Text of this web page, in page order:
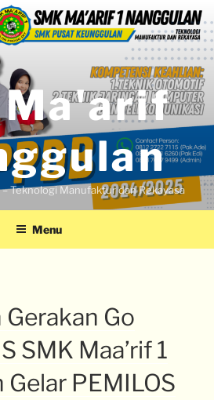
Ma'arif
Teknologi Manufaktur dan Rekayasa
Menu
Go
SMK Maa’rif 1
PEMILOS